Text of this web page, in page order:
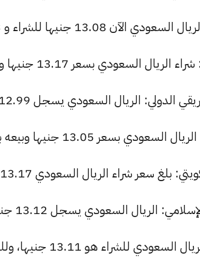
13.08 جنيها للشراء و 13.13 للبيع.
بسعر 13.17 جنيها وبيعه بسعر 13.21 جنيها.
الريال السعودي يسجل 12.99 جنيها للشراء و 13.17 جنيها للبيع.
بسعر 13.05 جنيها وبيعه بسعر 13.15 جنيها.
شراء الريال السعودي 13.17 جنيها، وسعر البيع 13.20 جنيها.
السعودي يسجل 13.12 جنيها للشراء و 13.15 جنيها للبيع.
هو 13.11 جنيها، وللبيع 13.19 جنيها.